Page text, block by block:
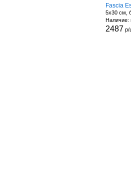
Fascia
5x30 см,
Наличие:
2487 р/